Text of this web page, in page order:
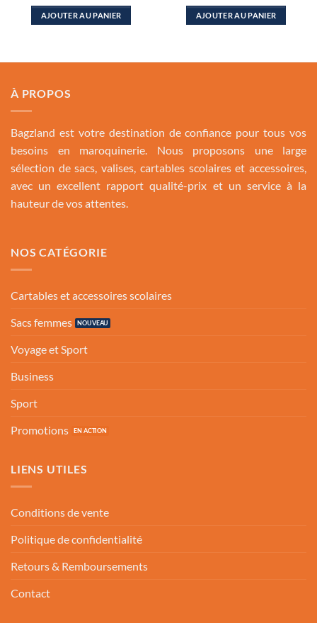
AJOUTER AU PANIER
initial
était :
actuel
AJOUTER AU PANIER
À PROPOS
Bagzland est votre destination de confiance pour tous vos
besoins en maroquinerie. Nous proposons une large
sélection de sacs, valises, cartables scolaires et accessoires,
avec un excellent rapport qualité-prix et un service à la
hauteur de vos attentes.
NOS CATÉGORIE
Cartables et accessoires scolaires
Sacs femmes
Voyage et Sport
Business
Sport
Promotions
LIENS UTILES
Conditions de vente
Politique de confidentialité
Retours & Remboursements
Contact